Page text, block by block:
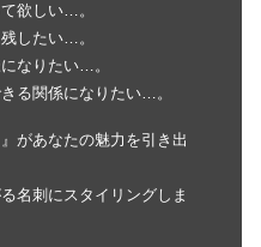
欲しい…。
したい…。
なりたい…。
る関係になりたい…。
があなたの魅力を引き出
名刺にスタイリングしま